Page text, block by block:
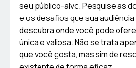
seu público-alvo. Pesquise as
e os desafios que sua
descubra onde você pode
única e valiosa. Não se trata
que você gosta, mas sim de